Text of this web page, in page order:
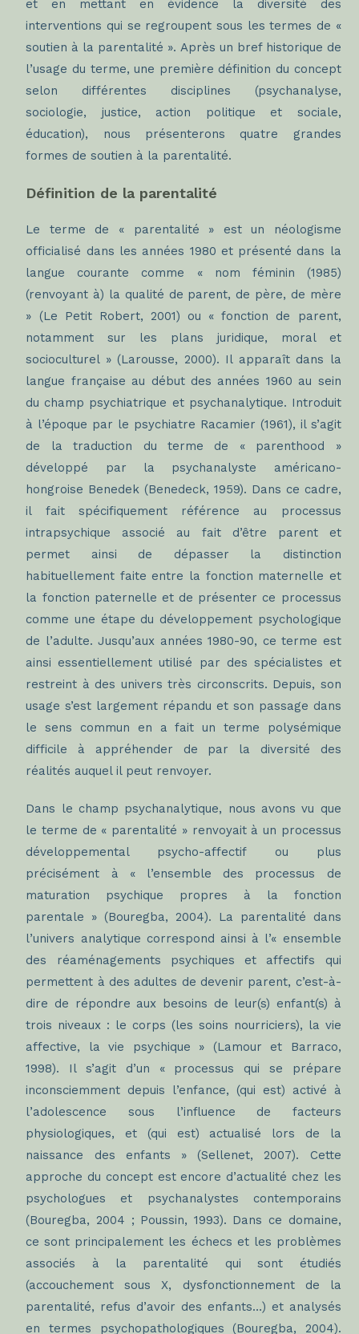
et en mettant en évidence la diversité des
interventions qui se regroupent sous les termes de «
soutien à la parentalité ». Après un bref historique de
l’usage du terme, une première définition du concept
selon différentes disciplines (psychanalyse,
sociologie, justice, action politique et sociale,
éducation), nous présenterons quatre grandes
formes de soutien à la parentalité.
Définition de la parentalité
Le terme de « parentalité » est un néologisme
officialisé dans les années 1980 et présenté dans la
langue courante comme « nom féminin (1985)
(renvoyant à) la qualité de parent, de père, de mère
» (Le Petit Robert, 2001) ou « fonction de parent,
notamment sur les plans juridique, moral et
socioculturel » (Larousse, 2000). Il apparaît dans la
langue française au début des années 1960 au sein
du champ psychiatrique et psychanalytique. Introduit
à l’époque par le psychiatre Racamier (1961), il s’agit
de la traduction du terme de « parenthood »
développé par la psychanalyste américano-
hongroise Benedek (Benedeck, 1959). Dans ce cadre,
il fait spécifiquement référence au processus
intrapsychique associé au fait d’être parent et
permet ainsi de dépasser la distinction
habituellement faite entre la fonction maternelle et
la fonction paternelle et de présenter ce processus
comme une étape du développement psychologique
de l’adulte. Jusqu’aux années 1980-90, ce terme est
ainsi essentiellement utilisé par des spécialistes et
restreint à des univers très circonscrits. Depuis, son
usage s’est largement répandu et son passage dans
le sens commun en a fait un terme polysémique
difficile à appréhender de par la diversité des
réalités auquel il peut renvoyer.
Dans le champ psychanalytique, nous avons vu que
le terme de « parentalité » renvoyait à un processus
développemental psycho-affectif ou plus
précisément à « l’ensemble des processus de
maturation psychique propres à la fonction
parentale » (Bouregba, 2004). La parentalité dans
l’univers analytique correspond ainsi à l’« ensemble
des réaménagements psychiques et affectifs qui
permettent à des adultes de devenir parent, c’est-à-
dire de répondre aux besoins de leur(s) enfant(s) à
trois niveaux : le corps (les soins nourriciers), la vie
affective, la vie psychique » (Lamour et Barraco,
1998). Il s’agit d’un « processus qui se prépare
inconsciemment depuis l’enfance, (qui est) activé à
l’adolescence sous l’influence de facteurs
physiologiques, et (qui est) actualisé lors de la
naissance des enfants » (Sellenet, 2007). Cette
approche du concept est encore d’actualité chez les
psychologues et psychanalystes contemporains
(Bouregba, 2004 ; Poussin, 1993). Dans ce domaine,
ce sont principalement les échecs et les problèmes
associés à la parentalité qui sont étudiés
(accouchement sous X, dysfonctionnement de la
parentalité, refus d’avoir des enfants…) et analysés
en termes psychopathologiques (Bouregba, 2004).